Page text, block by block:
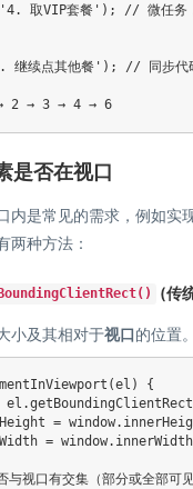
'4. 取VIP套餐' ) ;
// 微任务
继续点其他餐' ) ; // 同步代
2 → 3 → 4 → 6
是否在视口
内是常见的需求，例如实
两种方法：
(传
小及其相对于视口的位置。
(el )
{
el .getBoundingClientRect
= window.
= window. innerWidth
视口有交集（部分或全部可见